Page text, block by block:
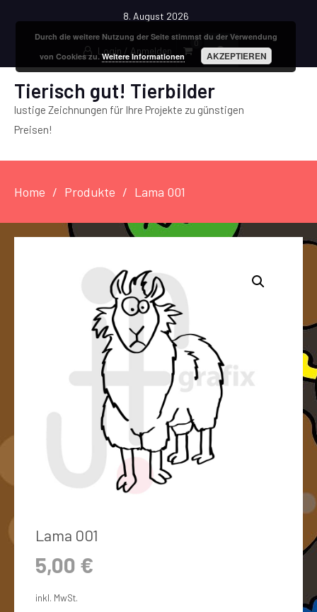
8. August 2026
Login / Anmelden
0
Tierisch gut! Tierbilder
lustige Zeichnungen für Ihre Projekte zu günstigen
Preisen!
Home Produkte Lama 001
Lama 001
5,00 €
inkl. MwSt.
Durch die weitere Nutzung der Seite stimmst du der Verwendung
von Cookies zu.Weitere Informationen AKZEPTIEREN